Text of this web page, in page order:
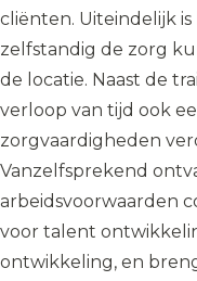
cliënten. Uiteindelijk
zelfstandig de zorg
de locatie. Naast de
verloop van tijd ook
zorgvaardigheden
Vanzelfsprekend
arbeidsvoorwaarden
voor talent
ontwikkeling, en